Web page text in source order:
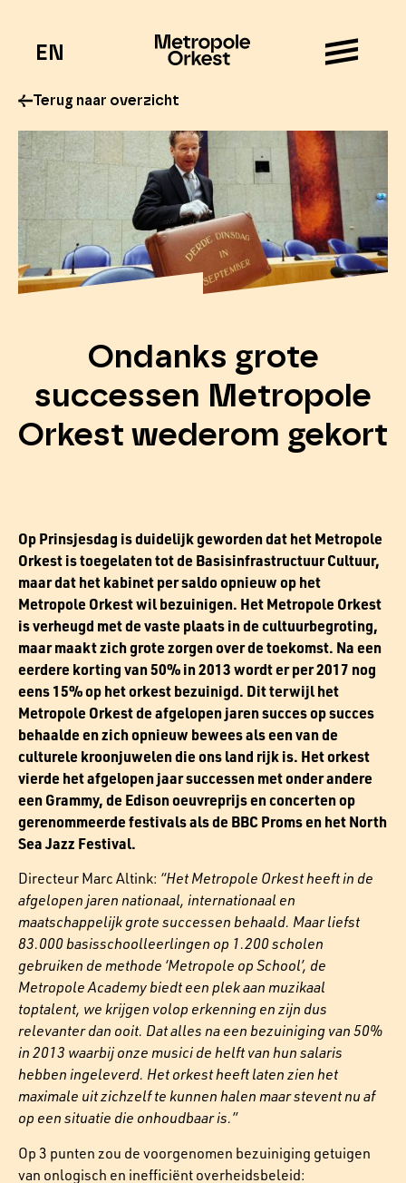
EN
Terug naar overzicht
Ondanks grote
successen Metropole
Orkest wederom gekort
Op Prinsjesdag is duidelijk geworden dat het Metropole
Orkest is toegelaten tot de Basisinfrastructuur Cultuur,
maar dat het kabinet per saldo opnieuw op het
Metropole Orkest wil bezuinigen. Het Metropole Orkest
is verheugd met de vaste plaats in de cultuurbegroting,
maar maakt zich grote zorgen over de toekomst. Na een
eerdere korting van 50% in 2013 wordt er per 2017 nog
eens 15% op het orkest bezuinigd. Dit terwijl het
Metropole Orkest de afgelopen jaren succes op succes
behaalde en zich opnieuw bewees als een van de
culturele kroonjuwelen die ons land rijk is. Het orkest
vierde het afgelopen jaar successen met onder andere
een Grammy, de Edison oeuvreprijs en concerten op
gerenommeerde festivals als de BBC Proms en het North
Sea Jazz Festival.
Directeur Marc Altink: “Het Metropole Orkest heeft in de
afgelopen jaren nationaal, internationaal en
maatschappelijk grote successen behaald. Maar liefst
83.000 basisschoolleerlingen op 1.200 scholen
gebruiken de methode ‘Metropole op School’, de
Metropole Academy biedt een plek aan muzikaal
toptalent, we krijgen volop erkenning en zijn dus
relevanter dan ooit. Dat alles na een bezuiniging van 50%
in 2013 waarbij onze musici de helft van hun salaris
hebben ingeleverd. Het orkest heeft laten zien het
maximale uit zichzelf te kunnen halen maar stevent nu af
op een situatie die onhoudbaar is.”
Op 3 punten zou de voorgenomen bezuiniging getuigen
van onlogisch en inefficiënt overheidsbeleid: